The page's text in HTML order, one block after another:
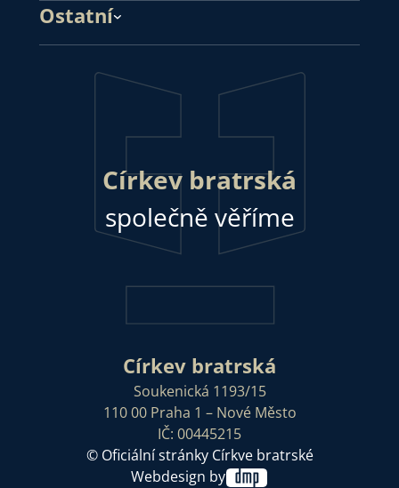
Ostatní
Církev bratrská
společně věříme
Církev bratrská
Soukenická 1193/15
110 00 Praha 1 – Nové Město
IČ: 00445215
© Oficiální stránky Církve bratrské
Webdesign by